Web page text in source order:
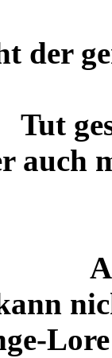
der
Tut
auch
Lore